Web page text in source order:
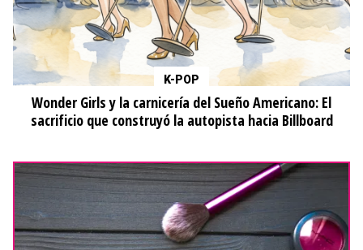
K-POP
Wonder Girls y la carnicería del Sueño Americano: El
sacrificio que construyó la autopista hacia Billboard